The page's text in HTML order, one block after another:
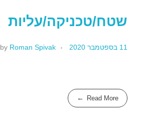
שטח/טכניקה/עליות
11 בספטמבר 2020 by Roman Spivak
Read More